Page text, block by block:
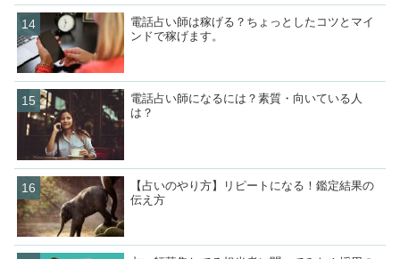
電話占い師は稼げる？ちょっとしたコツとマイ
ンドで稼げます。
電話占い師になるには？素質・向いている人
は？
【占いのやり方】リピートになる！鑑定結果の
伝え方